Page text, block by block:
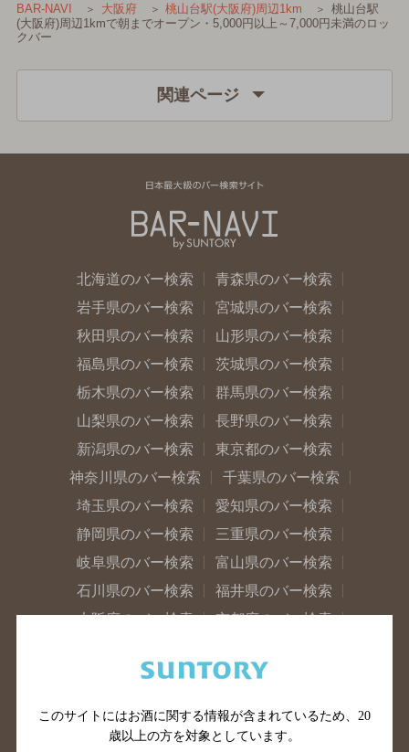
BAR-NAVI 大阪府 桃山台駅(大阪府)周辺1km
桃山台駅
(大阪府)周辺1kmで朝までオープン・5,000円以上～7,000円未満のロッ
クバー
関連ページ
北海道のバー検索
青森県のバー検索
岩手県のバー検索
宮城県のバー検索
秋田県のバー検索
山形県のバー検索
福島県のバー検索
茨城県のバー検索
栃木県のバー検索
群馬県のバー検索
山梨県のバー検索
長野県のバー検索
新潟県のバー検索
東京都のバー検索
神奈川県のバー検索
千葉県のバー検索
埼玉県のバー検索
愛知県のバー検索
静岡県のバー検索
三重県のバー検索
岐阜県のバー検索
富山県のバー検索
石川県のバー検索
福井県のバー検索
大阪府のバー検索
京都府のバー検索
滋賀県のバー検索
和歌山県のバー検索
山口県のバー検索
鳥取県のバー検索
このサイトにはお酒に関する情報が含まれているため、 20
歳以上の方を対象としています。